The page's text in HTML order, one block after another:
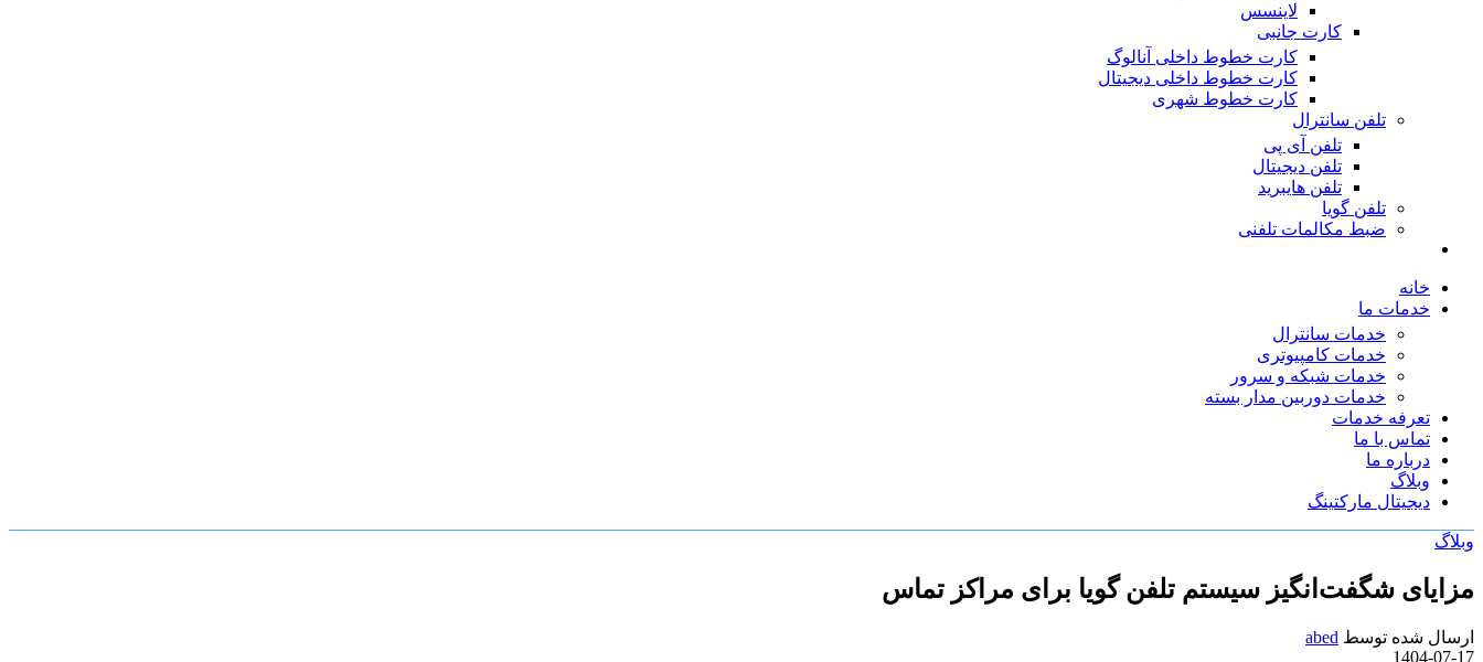
لاینسس
کارت جانبی
کارت خطوط داخلی آنالوگ
کارت خطوط داخلی دیجیتال
کارت خطوط شهری
تلفن سانترال
تلفن آی پی
تلفن دیجیتال
تلفن هایبرید
تلفن گویا
ضبط مکالمات تلفنی
خانه
خدمات ما
خدمات سانترال
خدمات کامپیوتری
خدمات شبکه و سرور
خدمات دوربین مدار بسته
تعرفه خدمات
تماس با ما
درباره ما
وبلاگ
دیجیتال مارکتینگ
وبلاگ
مزایای شگفت‌انگیز سیستم تلفن گویا برای مراکز تماس
ارسال شده توسط abed
1404-07-17